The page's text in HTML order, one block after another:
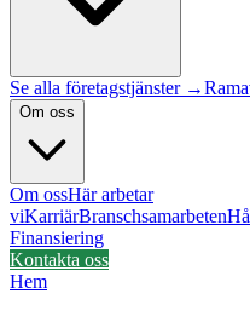
Se alla företagstjänster →
Om oss
Om ossHär arbetar
viKarriärBranschsamarbeten
Finansiering
Kontakta oss
Hem